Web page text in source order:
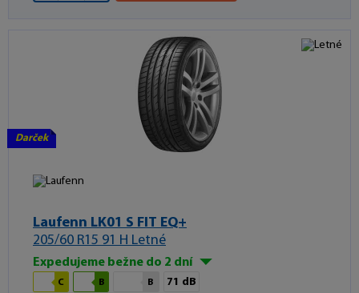
Darček
Laufenn LK01 S FIT EQ+
205/60 R15 91 H Letné
Expedujeme bežne do 2 dní
C B B 71 dB